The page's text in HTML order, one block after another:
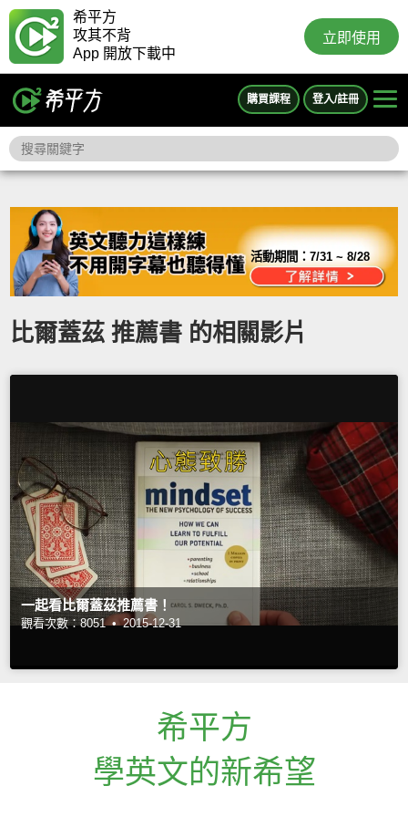
希平方
攻其不背
App 開放下載中
立即使用
購買課程 登入/註冊
活動期間：7/31 ~ 8/28
比爾蓋茲 推薦書 的相關影片
一起看比爾蓋茲推薦書！
觀看次數：8051 • 2015-12-31
希平方
學英文的新希望